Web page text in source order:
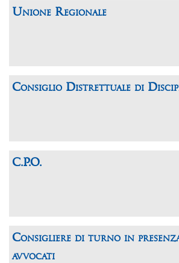
Unione Regionale
Consiglio Distrettuale di
C.P.O.
Consigliere di turno in
avvocati